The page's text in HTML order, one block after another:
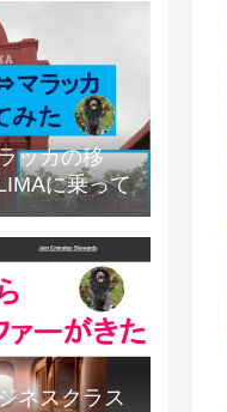
ッカの移
に乗って
ネスクラス